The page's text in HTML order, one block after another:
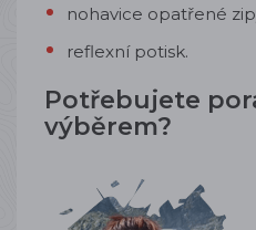
nohavice opatřené
reflexní potisk.
Potřebujete
výběrem?